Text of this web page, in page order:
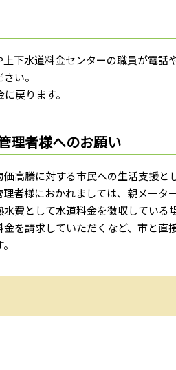
下水道料金センターの職員が電話
い。
戻ります。
理者様へのお願い
高騰に対する市民への生活支援と
者様におかれましては、親メー
費として水道料金を徴収してい
を請求していただくなど、市と